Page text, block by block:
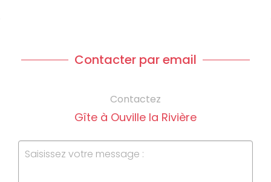
Contacter par email
Contactez
Gîte à Ouville la Rivière